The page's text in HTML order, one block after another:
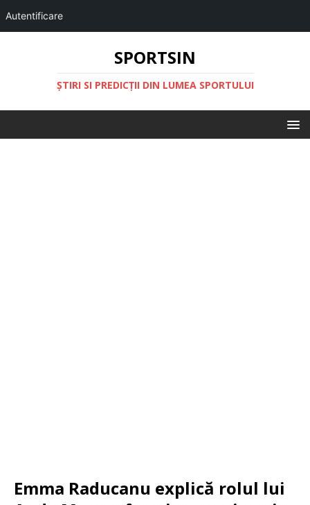
Autentificare
SPORTSIN
ŞTIRI SI PREDICŢII DIN LUMEA SPORTULUI
Emma Raducanu explică rolul lui